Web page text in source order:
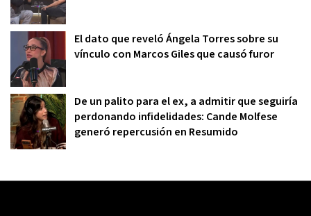
El dato que reveló Ángela Torres sobre su
vínculo con Marcos Giles que causó furor
De un palito para el ex, a admitir que seguiría
perdonando infidelidades: Cande Molfese
generó repercusión en Resumido